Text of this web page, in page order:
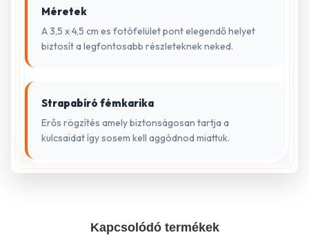
Méretek
A 3,5 x 4,5 cm es fotófelület pont elegendő helyet
biztosít a legfontosabb részleteknek neked.
Strapabíró fémkarika
Erős rögzítés amely biztonságosan tartja a
kulcsaidat így sosem kell aggódnod miattuk.
Kapcsolódó termékek